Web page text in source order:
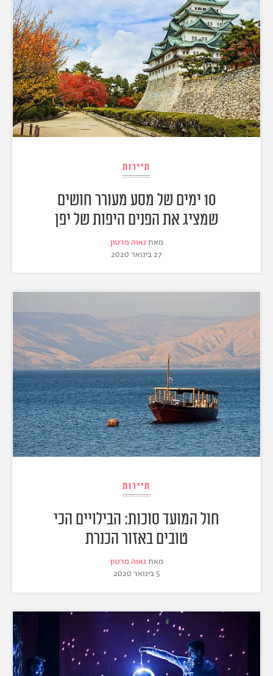
תיירות
10 ימים של מסע מעורר חושים
שמציג את הפנים היפות של יפן
מאת נאוה מרטון
27 בינואר 2020
תיירות
חול המועד סוכות: הבילויים הכי
טובים באזור הכנרת
מאת נאוה מרטון
5 בינואר 2020